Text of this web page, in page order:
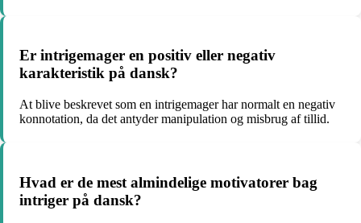
Er intrigemager en positiv eller negativ
karakteristik på dansk?
At blive beskrevet som en intrigemager har normalt en negativ
konnotation, da det antyder manipulation og misbrug af tillid.
Hvad er de mest almindelige motivatorer bag
intriger på dansk?